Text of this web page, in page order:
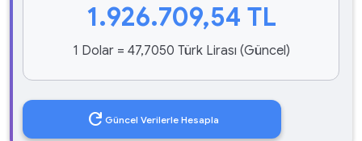
1.926.709,54 TL
1 Dolar = 47,7050 Türk Lirası (Güncel)
refresh Güncel Verilerle Hesapla